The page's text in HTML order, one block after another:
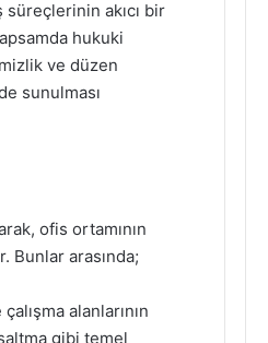
akıcı bir
hukuki
ve düzen
sunulması
ofis ortamının
Bunlar arasında;
alanlarının
gibi temel